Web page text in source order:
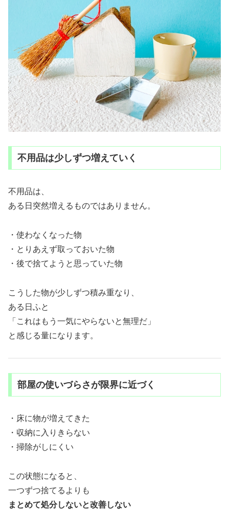
不用品は少しずつ増えていく
不用品は、
ある日突然増えるものではありません。
・使わなくなった物
・とりあえず取っておいた物
・後で捨てようと思っていた物
こうした物が少しずつ積み重なり、
ある日ふと
「これはもう一気にやらないと無理だ」
と感じる量になります。
部屋の使いづらさが限界に近づく
・床に物が増えてきた
・収納に入りきらない
・掃除がしにくい
この状態になると、
一つずつ捨てるよりも
まとめて処分しないと改善しない